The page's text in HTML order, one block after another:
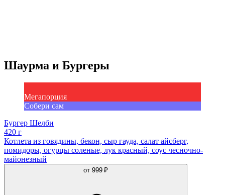
Шаурма и Бургеры
Мегапорция
Собери сам
Бургер Шелби
420 г
Котлета из говядины, бекон, сыр гауда, салат айсберг,
помидоры, огурцы соленые, лук красный, соус чесночно-
майонезный
от 999 ₽